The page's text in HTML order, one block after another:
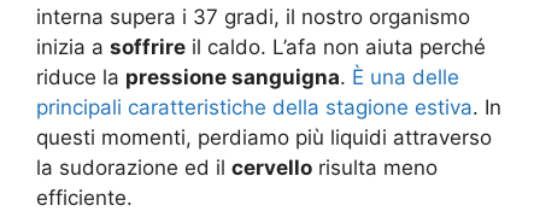
interna supera i 37 gradi, il nostro organismo
inizia a soffrire il caldo. L’afa non aiuta perché
riduce la pressione sanguigna. È una delle
principali caratteristiche della stagione estiva. In
questi momenti, perdiamo più liquidi attraverso
la sudorazione ed il cervello risulta meno
efficiente.